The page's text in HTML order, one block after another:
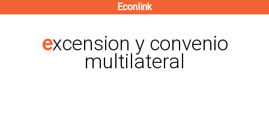
contenido
principal
Econlink
excension y convenio
multilateral